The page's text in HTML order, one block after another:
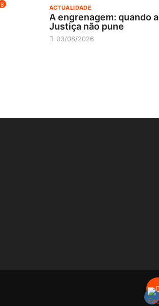
8 ACTUALIDADE
A engrenagem: quando a
Justiça não pune
03/08/2026